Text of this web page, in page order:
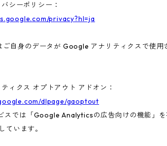
シーポリシー：
privacy?hl=ja
ご自身のデータが Google アナリティクスで使
ィクス オプトアウト アドオン：
dlpage/gaoptout
スでは「Google Analyticsの広告向けの機能」
ています。